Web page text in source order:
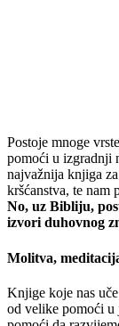
Postoje mnoge
pomoći u izgradnji
najvažnija knjiga
kršćanstva, te nam
No, uz Bibliju,
izvori duhovnog
Molitva,
Knjige koje nas
od velike pomoći u